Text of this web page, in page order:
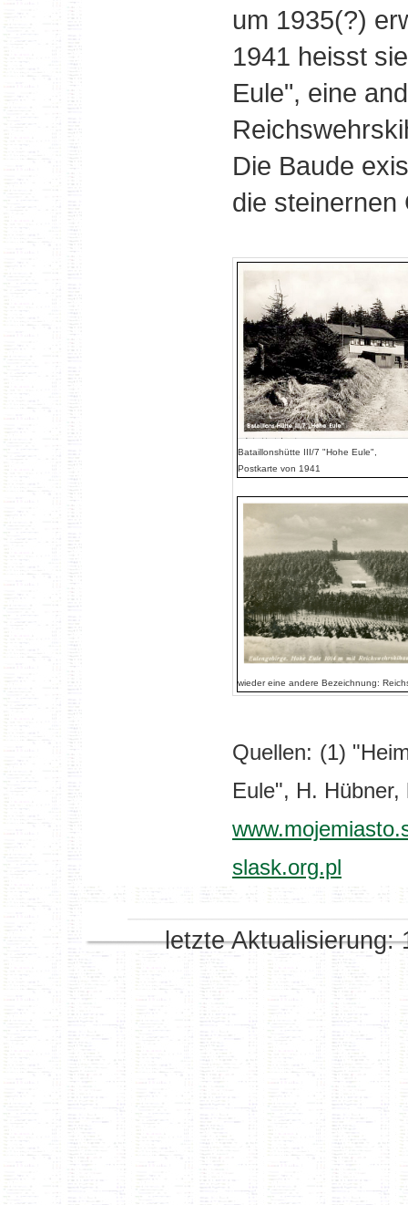
um 1935(?)
1941 heisst
Eule", eine
Die Baude
die steinernen
Bataillonshütte III/7 "Hohe Eule",
Postkarte von 1941
wieder eine andere Bezeichnung:
Quellen: (1)
Eule", H.
slask.org.pl
letzte Aktualisierung: